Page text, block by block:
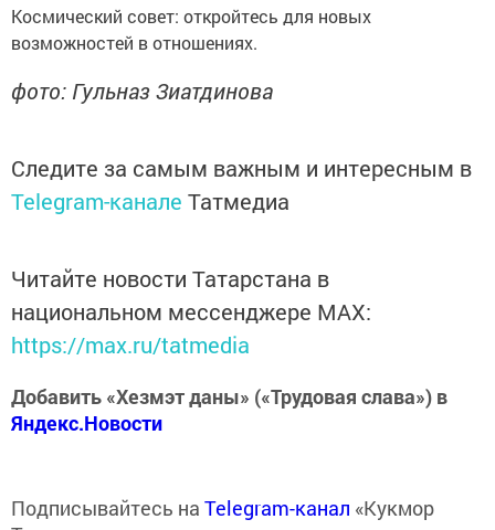
Космический совет: откройтесь для новых
возможностей в отношениях.
фото: Гульназ Зиатдинова
Следите за самым важным и интересным в
Telegram-канале Татмедиа
Читайте новости Татарстана в
национальном мессенджере MАХ:
https://max.ru/tatmedia
Добавить «Хезмэт даны» («Трудовая слава») в
Яндекс.Новости
Подписывайтесь на Telegram-канал «Кукмор